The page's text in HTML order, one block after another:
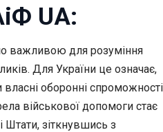
UA:
важливою для розуміння
Для України це означає,
оборонні спроможності
військової допомоги стає
зіткнувшись з